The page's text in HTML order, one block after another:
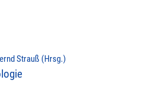
Strauß (Hrsg.)